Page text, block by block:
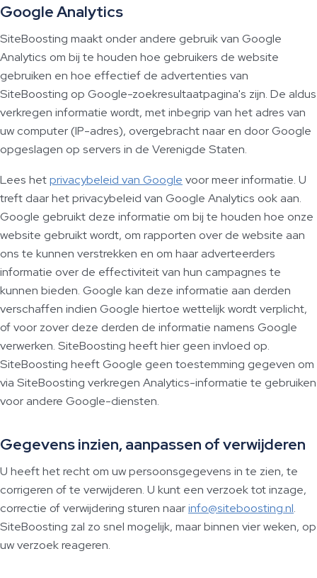
Google Analytics
SiteBoosting maakt onder andere gebruik van Google
Analytics om bij te houden hoe gebruikers de website
gebruiken en hoe effectief de advertenties van
SiteBoosting op Google-zoekresultaatpagina's zijn. De aldus
verkregen informatie wordt, met inbegrip van het adres van
uw computer (IP-adres), overgebracht naar en door Google
opgeslagen op servers in de Verenigde Staten.
Lees hetprivacybeleid van Google voor meer informatie. U
treft daar het privacybeleid van Google Analytics ook aan.
Google gebruikt deze informatie om bij te houden hoe onze
website gebruikt wordt, om rapporten over de website aan
ons te kunnen verstrekken en om haar adverteerders
informatie over de effectiviteit van hun campagnes te
kunnen bieden. Google kan deze informatie aan derden
verschaffen indien Google hiertoe wettelijk wordt verplicht,
of voor zover deze derden de informatie namens Google
verwerken. SiteBoosting heeft hier geen invloed op.
SiteBoosting heeft Google geen toestemming gegeven om
via SiteBoosting verkregen Analytics-informatie te gebruiken
voor andere Google-diensten.
Gegevens inzien, aanpassen of verwijderen
U heeft het recht om uw persoonsgegevens in te zien, te
corrigeren of te verwijderen. U kunt een verzoek tot inzage,
correctie of verwijdering sturen naarinfo@siteboosting.nl.
SiteBoosting zal zo snel mogelijk, maar binnen vier weken, op
uw verzoek reageren.